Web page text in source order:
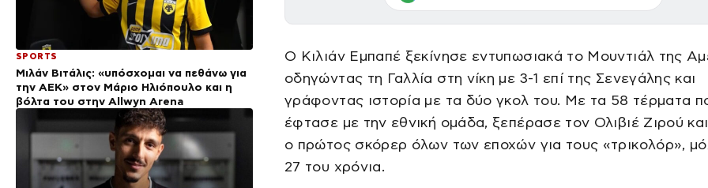
SPORTS
Μιλάν Βιτάλις: «υπόσχομαι να πεθάνω για
την ΑΕΚ» στον Μάριο Ηλιόπουλο και η
βόλτα του στην Allwyn Arena
Ο Κιλιάν Εμπαπέ ξεκίνησε εντυπωσιακά το Μουντιάλ της
οδηγώντας τη Γαλλία στη νίκη με 3-1 επί της Σενεγάλης και
γράφοντας ιστορία με τα δύο γκολ του. Με τα 58 τέρματα
έφτασε με την εθνική ομάδα, ξεπέρασε τον Ολιβιέ Ζιρού
ο πρώτος σκόρερ όλων των εποχών για τους «τρικολόρ»,
27 του χρόνια.